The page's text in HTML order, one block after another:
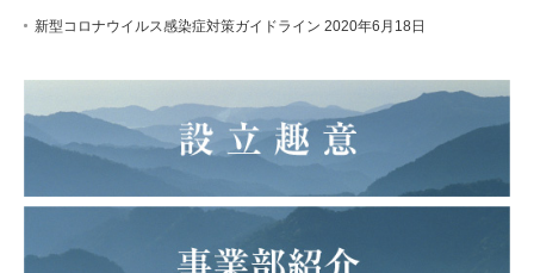
新型コロナウイルス感染症対策ガイドライン 2020年6月18日